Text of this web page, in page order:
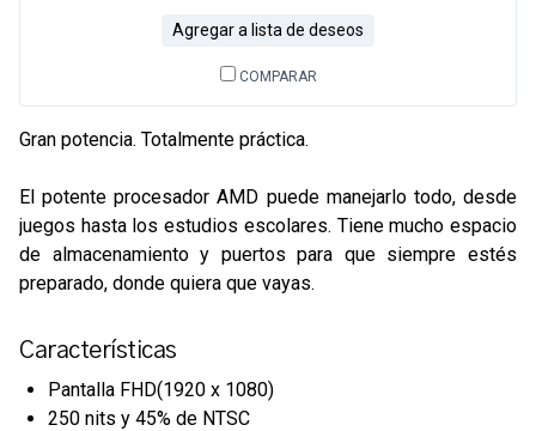
Agregar a lista de deseos
COMPARAR
Gran potencia. Totalmente práctica.
El potente procesador AMD puede manejarlo todo, desde
juegos hasta los estudios escolares. Tiene mucho espacio
de almacenamiento y puertos para que siempre estés
preparado, donde quiera que vayas.
Características
Pantalla FHD(1920 x 1080)
250 nits y 45% de NTSC